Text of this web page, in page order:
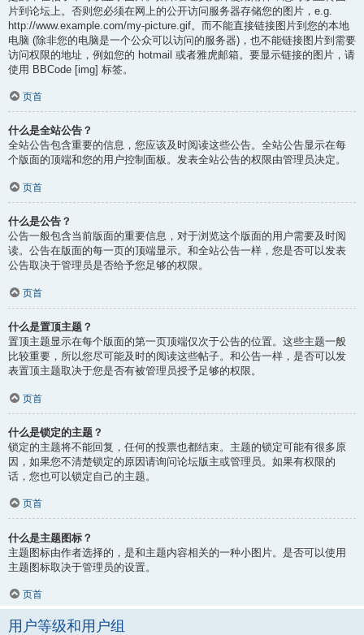
片到论坛上。否则您必须在网上的公开访问服务器存储您的图片，e.g.
http://www.example.com/my-picture.gif。而不能直接链接图片到您的本地
电脑 (除非您的电脑是一个公众可以访问的服务器)，也不能链接图片到需要
访问权限的地址，例如您的 hotmail 或者雅虎邮箱。要显示链接的图片，请
使用 BBCode [img] 标签。
页首
什么是全站公告？
全站公告包含重要的信息，您应该及时阅读这些公告。全站公告显示在每
个版面的顶端和您的用户控制面板。发表全站公告的权限由管理员决定。
页首
什么是公告？
公告一般包含当前版面的重要信息，对于浏览这个版面的用户需要及时阅
读。公告在版面的每一页的顶端显示。和全站公告一样，您是否可以发表
公告取决于管理员是否给予您足够的权限。
页首
什么是置顶主题？
置顶主题显示在每个版面的第一页顶端仅次于公告的位置。这些主题一般
比较重要，所以您尽可能及时的阅读这些帖子。和公告一样，是否可以发
表置顶主题取决于您是否有被管理员授予足够的权限。
页首
什么是锁定的主题？
锁定的主题将不能回复，任何的投票也都结束。主题的锁定可能有很多原
因，如果您不清楚锁定的原因请询问论坛版主或管理员。如果有权限的
话，您也可以锁定自己的主题。
页首
什么是主题图标？
主题图标由作者选择的，是和主题内容相关的一种小图片。是否可以使用
主题图标取决于管理员的设置。
页首
用户等级和用户组